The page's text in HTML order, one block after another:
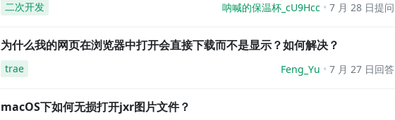
二次开发 呐喊的保温杯_cU9Hcc 7 月 28 日提问
为什么我的网页在浏览器中打开会直接下载而不是显示？如何解决？
trae Feng_Yu 7 月 27 日回答
macOS下如何无损打开jxr图片文件？